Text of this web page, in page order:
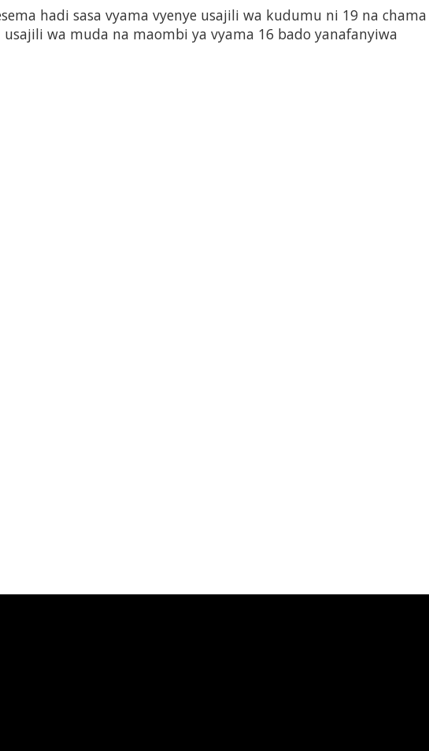
hadi sasa vyama vyenye usajili wa kudumu ni 19 na chama
wa muda na maombi ya vyama 16 bado yanafanyiwa